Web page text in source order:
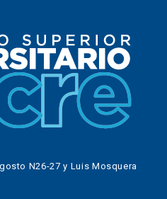
N26-27 y Luis Mosquera